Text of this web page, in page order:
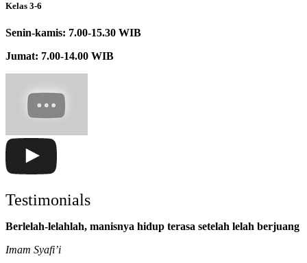
Kelas 3-6
Senin-kamis: 7.00-15.30 WIB
Jumat: 7.00-14.00 WIB
Testimonials
Berlelah-lelahlah, manisnya hidup terasa setelah lelah berjuang
Imam Syafi’i